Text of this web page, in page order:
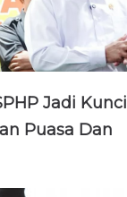
Jadi Kunci
Puasa Dan